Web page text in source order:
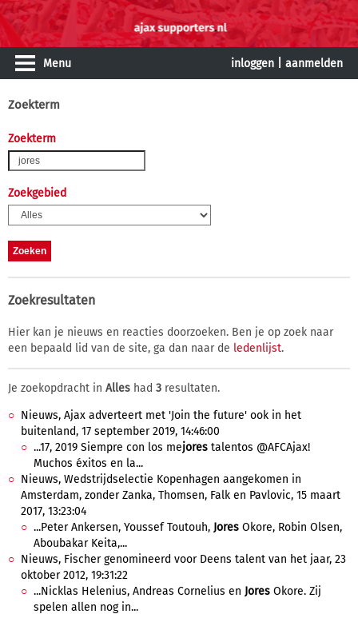
Menu inloggen aanmelden
Zoekterm
Zoekterm
Zoekgebied
Zoekresultaten
Hier kan je nieuws en reacties doorzoeken. Ben je op zoek naar
een bepaald lid van de site, ga dan naar de ledenlijst.
Je zoekopdracht in Alles had 3 resultaten.
Nieuws, Ajax adverteert met 'Join the future' ook in het
buitenland, 17 september 2019, 14:46:00
...17, 2019 Siempre con los mejores talentos @AFCAjax!
Muchos éxitos en la...
Nieuws, Wedstrijdselectie Kopenhagen aangekomen in
Amsterdam, zonder Zanka, Thomsen, Falk en Pavlovic, 15 maart
2017, 13:23:04
...Peter Ankersen, Youssef Toutouh, Jores Okore, Robin Olsen,
Aboubakar Keita,...
Nieuws, Fischer genomineerd voor Deens talent van het jaar, 23
oktober 2012, 19:31:22
...Nicklas Helenius, Andreas Cornelius en Jores Okore. Zij
spelen allen nog in...